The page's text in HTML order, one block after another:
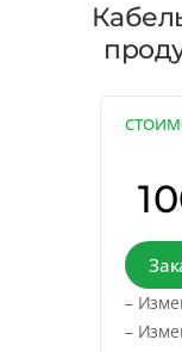
–
–